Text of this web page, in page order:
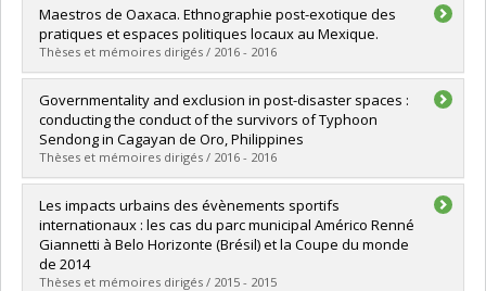
Graduate :Lafaiete Courty Leite, Diego
Cycle :Master's
Grade :M. Sc.
Lien vers le document dans Papyrus
Maestros de Oaxaca. Ethnographie post-exotique des
pratiques et espaces politiques locaux au Mexique.
Thèses et mémoires dirigés / 2016 - 2016
Graduate :Métais, Julie
Cycle :Doctoral
Grade :Ph. D.
Lien vers le document dans Papyrus
Governmentality and exclusion in post-disaster spaces :
conducting the conduct of the survivors of Typhoon
Sendong in Cagayan de Oro, Philippines
Thèses et mémoires dirigés / 2016 - 2016
Graduate : Gibb, Christine
Cycle :Doctoral
Grade :Ph. D.
Lien vers le document dans Papyrus
Les impacts urbains des évènements sportifs
internationaux : les cas du parc municipal Américo Renné
Giannetti à Belo Horizonte (Brésil) et la Coupe du monde
de 2014
Thèses et mémoires dirigés / 2015 - 2015